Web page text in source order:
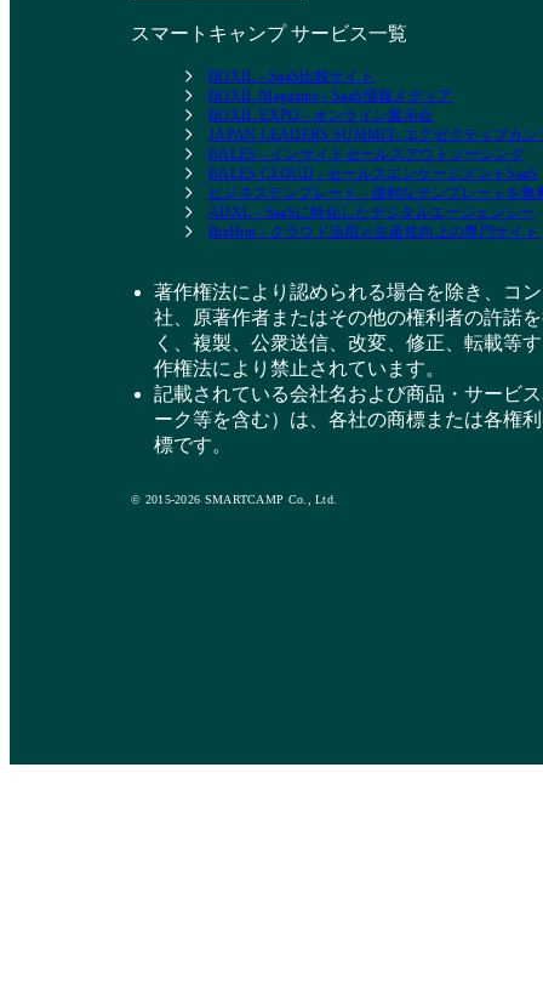
スマートキャンプ サービス一覧
BOXIL - SaaS比較サイト
BOXIL Magazine - SaaS情報メディア
BOXIL EXPO - オンライン展示会
JAPAN LEADERS SUMMIT- エグゼクティブカン
BALES - インサイドセールスアウトソーシング
BALES CLOUD - セールスエンゲージメントSaaS
ビジネステンプレート - 便利なテンプレートを無
ADXL - SaaSに特化したデジタルエージェンシー
BizHint - クラウド活用と生産性向上の専門サイト
著作権法により認められる場合を除き、コ
社、原著作者またはその他の権利者の許諾
く、複製、公衆送信、改変、修正、転載等
作権法により禁止されています。
記載されている会社名および商品・サービ
ーク等を含む）は、各社の商標または各権
標です。
© 2015-2026 SMARTCAMP Co., Ltd.